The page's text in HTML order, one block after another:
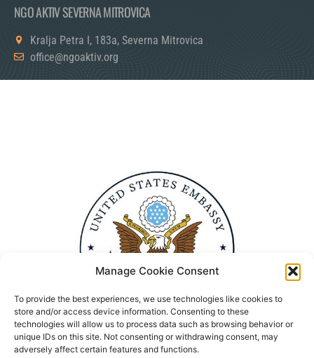
Manage Cookie Consent
To provide the best experiences, we use technologies like cookies to
store and/or access device information. Consenting to these
technologies will allow us to process data such as browsing behavior or
unique IDs on this site. Not consenting or withdrawing consent, may
adversely affect certain features and functions.
NGO AKTIV SEVERNA MITROVICA
Kralja Petra I, 183a, Severna Mitrovica
office@ngoaktiv.org